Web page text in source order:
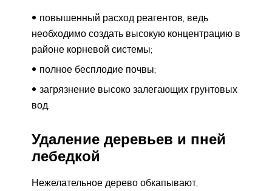
повышенный расход реагентов, ведь
необходимо создать высокую концентрацию в
районе корневой системы;
полное бесплодие почвы;
загрязнение высоко залегающих грунтовых
вод.
Удаление деревьев и пней
лебедкой
Нежелательное дерево обкапывают,